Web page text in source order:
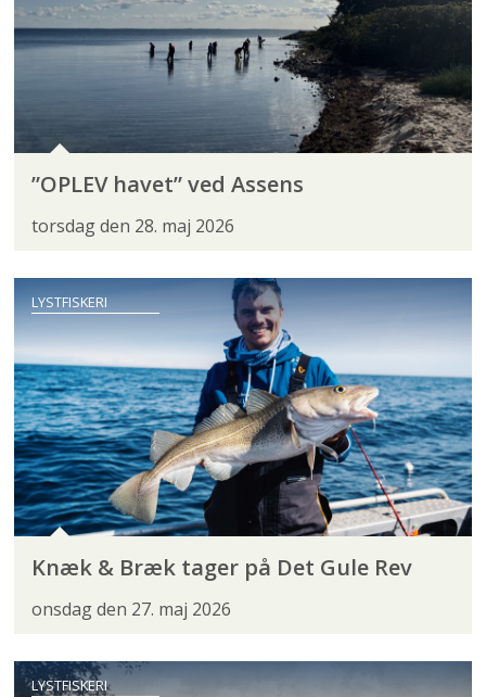
”OPLEV havet” ved Assens
torsdag den 28. maj 2026
LYSTFISKERI
Knæk & Bræk tager på Det Gule Rev
onsdag den 27. maj 2026
LYSTFISKERI